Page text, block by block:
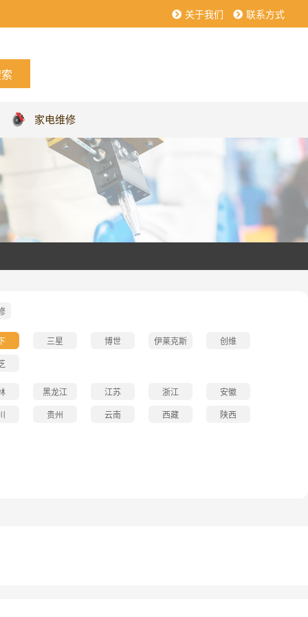
关于我们 联系方式
家电维修
三星 博世 伊莱克斯 创维
黑龙江 江苏 浙江 安徽
贵州 云南 西藏 陕西